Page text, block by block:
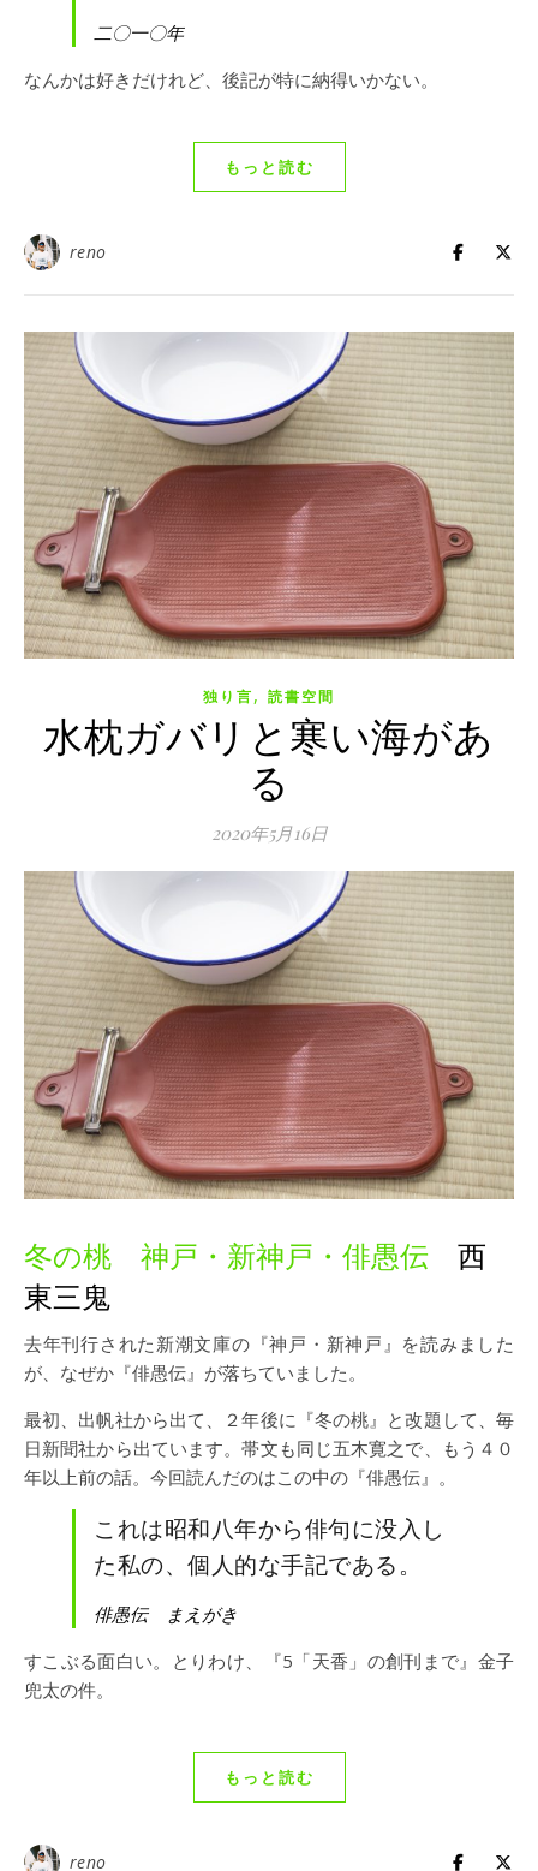
二〇一〇年
なんかは好きだけれど、後記が特に納得いかない。
もっと読む
reno
独り言, 読書空間
水枕ガバリと寒い海があ
る
2020年5月16日
冬の桃 神戸・新神戸・俳愚伝 西
東三鬼
去年刊行された新潮文庫の『神戸・新神戸』を読みました
が、なぜか『俳愚伝』が落ちていました。
最初、出帆社から出て、２年後に『冬の桃』と改題して、毎
日新聞社から出ています。帯文も同じ五木寛之で、もう４０
年以上前の話。今回読んだのはこの中の『俳愚伝』。
これは昭和八年から俳句に没入し
た私の、個人的な手記である。
俳愚伝 まえがき
すこぶる面白い。とりわけ、『5「天香」の創刊まで』金子
兜太の件。
もっと読む
reno